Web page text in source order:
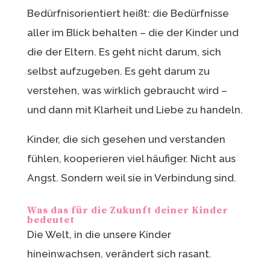
Bedürfnisorientiert heißt: die Bedürfnisse
aller im Blick behalten – die der Kinder und
die der Eltern. Es geht nicht darum, sich
selbst aufzugeben. Es geht darum zu
verstehen, was wirklich gebraucht wird –
und dann mit Klarheit und Liebe zu handeln.
Kinder, die sich gesehen und verstanden
fühlen, kooperieren viel häufiger. Nicht aus
Angst. Sondern weil sie in Verbindung sind.
Was das für die Zukunft deiner Kinder
bedeutet
Die Welt, in die unsere Kinder
hineinwachsen, verändert sich rasant.